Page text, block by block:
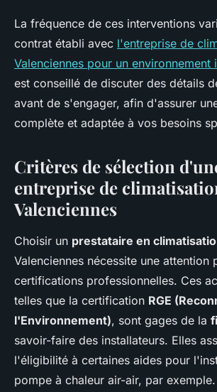
La fréquence de ces interventions
contrat établi avec l'entreprise de
Valenciennes pour un environnement
est conseillé de discuter des détails
avant de s'engager, afin d'assurer
complète et adaptée à vos besoins
Critères de sélection
entreprise de
Valenciennes
Choisir un prestataire en
Valenciennes nécessite une attention
certifications professionnelles. Ces
telles que la certification RGE
l'Environnement), sont gages de la
savoir-faire des installateurs. Elles
l'éligibilité à certaines aides pour
pompe à chaleur air-air, par exemple.